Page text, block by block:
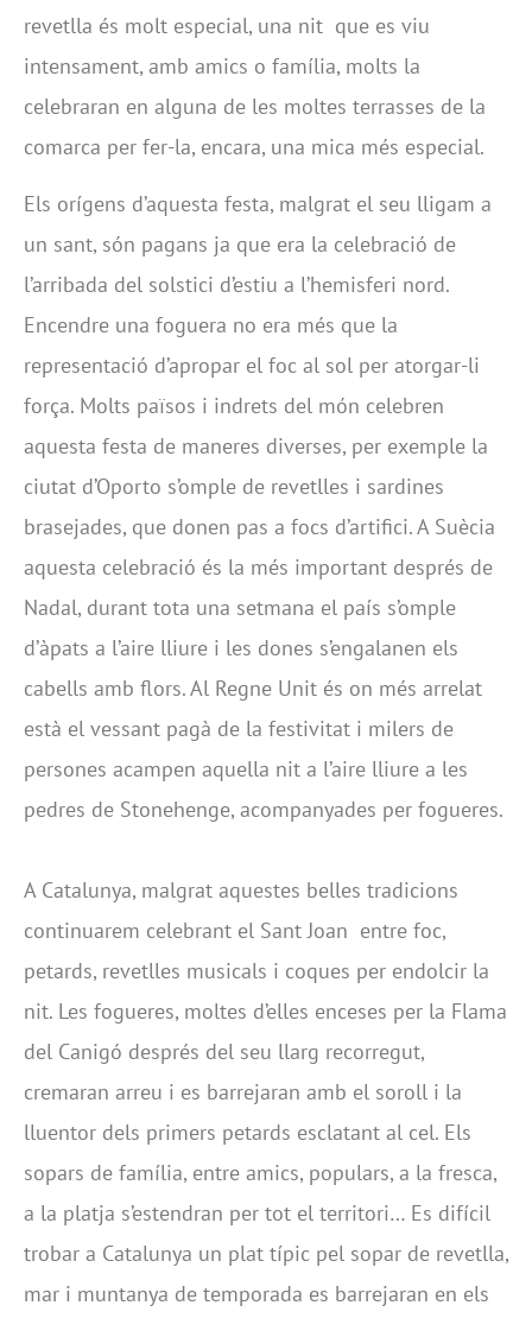
revetlla és molt especial, una nit que es viu
intensament, amb amics o família, molts la
celebraran en alguna de les moltes terrasses de la
comarca per fer-la, encara, una mica més especial.
Els orígens d’aquesta festa, malgrat el seu lligam a
un sant, són pagans ja que era la celebració de
l’arribada del solstici d’estiu a l’hemisferi nord.
Encendre una foguera no era més que la
representació d’apropar el foc al sol per atorgar-li
força. Molts països i indrets del món celebren
aquesta festa de maneres diverses, per exemple la
ciutat d’Oporto s’omple de revetlles i sardines
brasejades, que donen pas a focs d’artifici. A Suècia
aquesta celebració és la més important després de
Nadal, durant tota una setmana el país s’omple
d’àpats a l’aire lliure i les dones s’engalanen els
cabells amb flors. Al Regne Unit és on més arrelat
està el vessant pagà de la festivitat i milers de
persones acampen aquella nit a l’aire lliure a les
pedres de Stonehenge, acompanyades per fogueres.
A Catalunya, malgrat aquestes belles tradicions
continuarem celebrant el Sant Joan entre foc,
petards, revetlles musicals i coques per endolcir la
nit. Les fogueres, moltes d’elles enceses per la Flama
del Canigó després del seu llarg recorregut,
cremaran arreu i es barrejaran amb el soroll i la
lluentor dels primers petards esclatant al cel. Els
sopars de família, entre amics, populars, a la fresca,
a la platja s’estendran per tot el territori… Es difícil
trobar a Catalunya un plat típic pel sopar de revetlla,
mar i muntanya de temporada es barrejaran en els